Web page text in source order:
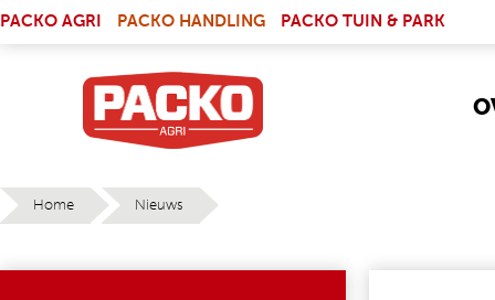
PACKO AGRI
PACKO HANDLING PACKO TUIN & PARK
Home Nieuws